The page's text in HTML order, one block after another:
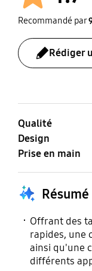
écriture:
Mo/s & jusqu’à
AES 256-bit
encryption
Resistance
CE, BSMI, KC,
tick, FCC, IC, UL,
CB, EAC
Recommandé par
Rédiger
Qualité
Design
Prise en main
Offrant des
rapides, une
ainsi qu'une
différents